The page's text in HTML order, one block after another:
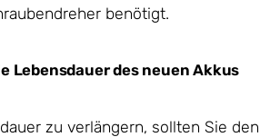
benötigt.
Lebensdauer des neuen Akkus
zu verlängern, sollten Sie den